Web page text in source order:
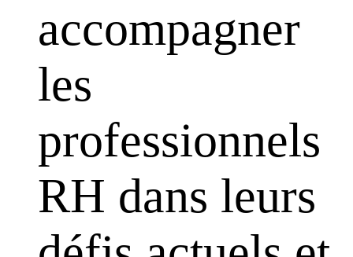
accompagner
les
professionnels
RH dans leurs